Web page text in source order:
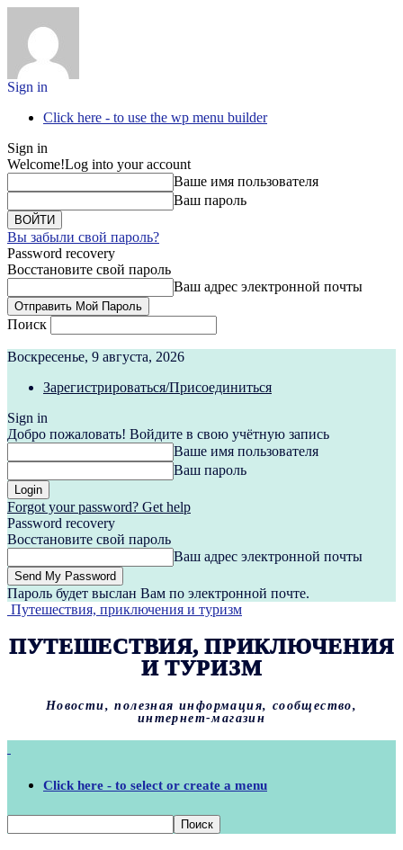
Sign in
Click here - to use the wp menu builder
Sign in
Welcome!Log into your account
Ваше имя пользователя
Ваш пароль
Вы забыли свой пароль?
Password recovery
Восстановите свой пароль
Ваш адрес электронной почты
Поиск
Воскресенье, 9 августа, 2026
Зарегистрироваться/Присоединиться
Sign in
Добро пожаловать! Войдите в свою учётную запись
Ваше имя пользователя
Ваш пароль
Forgot your password? Get help
Password recovery
Восстановите свой пароль
Ваш адрес электронной почты
Пароль будет выслан Вам по электронной почте.
Путешествия, приключения и туризм
ПУТЕШЕСТВИЯ, ПРИКЛЮЧЕНИЯ
И ТУРИЗМ
Новости, полезная информация, сообщество,
интернет-магазин
Click here - to select or create a menu